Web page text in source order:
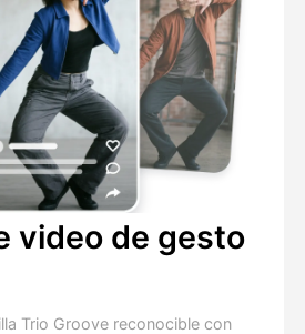
video de gesto
Trio Groove reconocible con